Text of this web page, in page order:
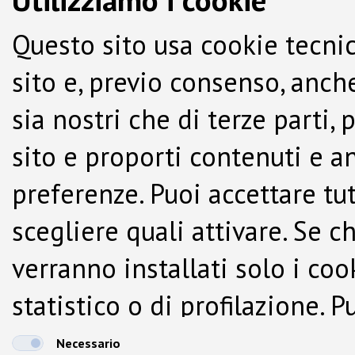
Questo sito usa cookie
sito e, previo consenso,
sia nostri che di terze parti,
sito e proporti contenuti e
preferenze. Puoi accettare
scegliere quali attivare. Se
verranno installati solo i
statistico o di profilazione.
dalla Cookie Policy.
Necessario